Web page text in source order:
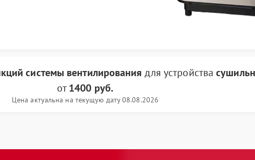
системы вентилирования для устройства
от1400 руб.
Цена актуальна на текущую дату 08.08.2026